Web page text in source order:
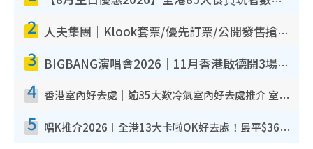
2 人夫集團｜Klook套票/優先訂票/公開發售搶飛攻略！附票價.購票連結.場地座位表
3 BIGBANG演唱會2026｜11月香港啟德開3場！實名制VIP申請、優先購票攻略
4 香港室內好去處｜逾35大歎冷氣室內好去處推介 室內活動免費避雨無懼落雨
5 唱K推介2026︱全港13大卡啦OK好去處！最平$36起 日文K都有！(附地址+收費詳情)